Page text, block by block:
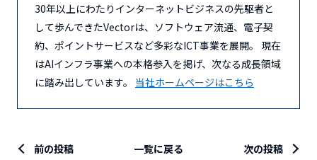
30年以上にわたりインターネットビジネスの先駆者と
して歩んできたVectorは、ソフトウェア流通、電子契
約、ポイントサービスなど多彩なICT事業を展開。 現在
はAIインフラ事業への本格参入を掲げ、次なる成長領域
に踏み出しています。 当社ホームページはこちら
前の投稿 一覧に戻る 次の投稿